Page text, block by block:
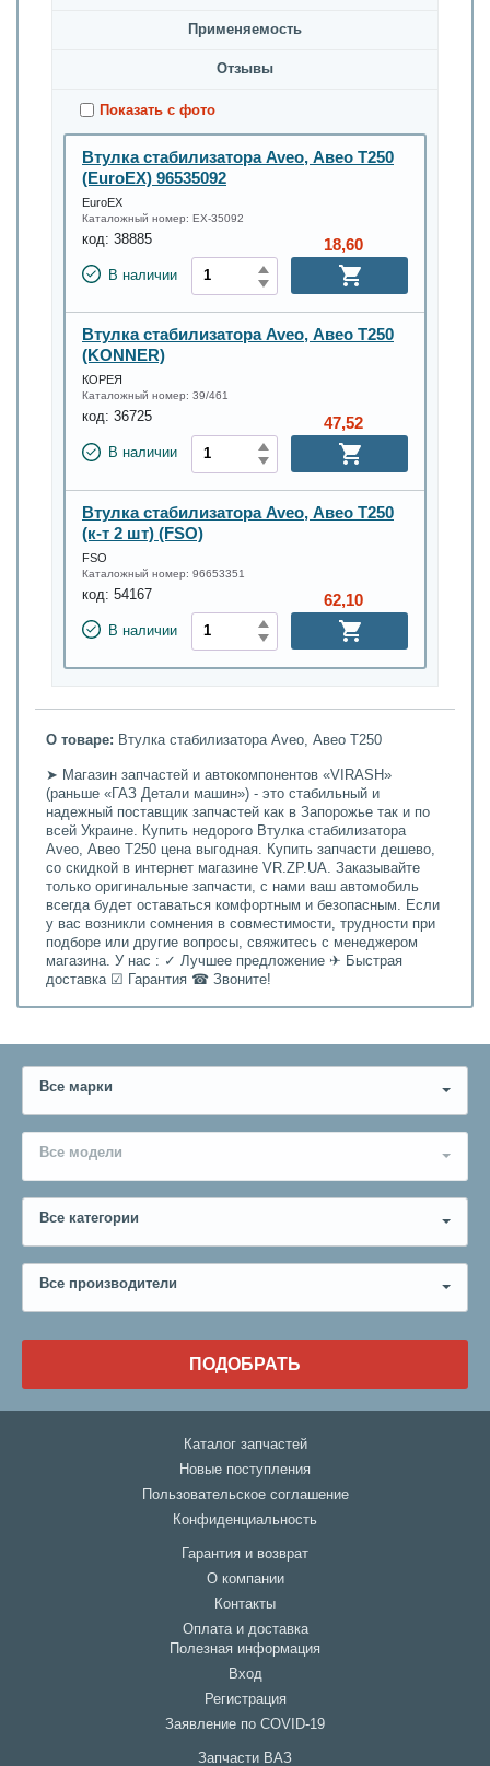
Применяемость
Oтзывы
Показать с фото
Втулка стабилизатора Aveo, Авео Т250
(EuroEX) 96535092
EuroEX
Каталожный номер: EX-35092
код: 38885
В наличии
18,60
Втулка стабилизатора Aveo, Авео Т250
(KONNER)
КОРЕЯ
Каталожный номер: 39/461
код: 36725
В наличии
47,52
Втулка стабилизатора Aveo, Авео Т250
(к-т 2 шт) (FSO)
FSO
Каталожный номер: 96653351
код: 54167
В наличии
62,10
О товаре: Втулка стабилизатора Aveo, Авео Т250
➤ Магазин запчастей и автокомпонентов «VIRASH»
(раньше «ГАЗ Детали машин») - это стабильный и
надежный поставщик запчастей как в Запорожье так и по
всей Украине. Купить недорого Втулка стабилизатора
Aveo, Авео Т250 цена выгодная. Купить запчасти дешево,
со скидкой в интернет магазине VR.ZP.UA. Заказывайте
только оригинальные запчасти, с нами ваш автомобиль
всегда будет оставаться комфортным и безопасным. Если
у вас возникли сомнения в совместимости, трудности при
подборе или другие вопросы, свяжитесь с менеджером
магазина. У нас : ✓ Лучшее предложение ✈ Быстрая
доставка ☑ Гарантия ☎ Звоните!
Все марки
Все модели
Все категории
Все производители
ПОДОБРАТЬ
Каталог запчастей
Новые поступления
Пользовательское соглашение
Конфиденциальность
Гарантия и возврат
О компании
Контакты
Оплата и доставка
Полезная информация
Вход
Регистрация
Заявление по COVID-19
Запчасти ВАЗ